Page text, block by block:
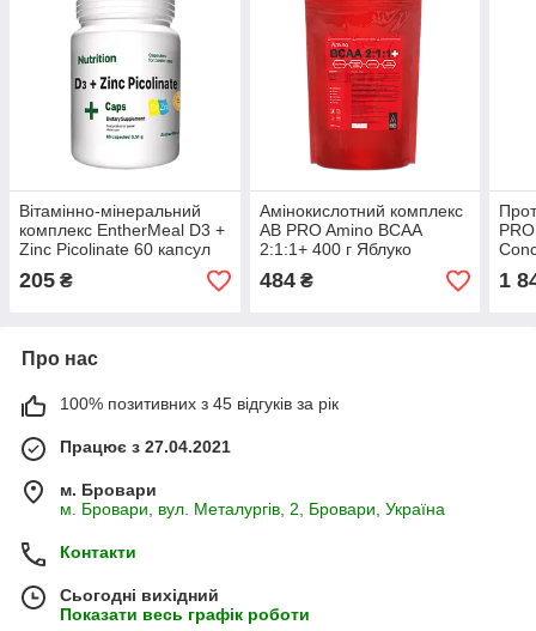
Вітамінно-мінеральний
комплекс EntherMeal D3 +
Zinc Picolinate 60 капсул
205 ₴
Амінокислотний комплекс
AB PRO Amino BCAA
2:1:1+ 400 г Яблуко
484₴ 1
Про нас
100% позитивних з 45 відгуків за рік
Працює з 27.04.2021
м. Бровари
м. Бровари, вул. Металургів, 2, Бровари, Україна
Контакти
Сьогодні вихідний
Показати весь графік роботи